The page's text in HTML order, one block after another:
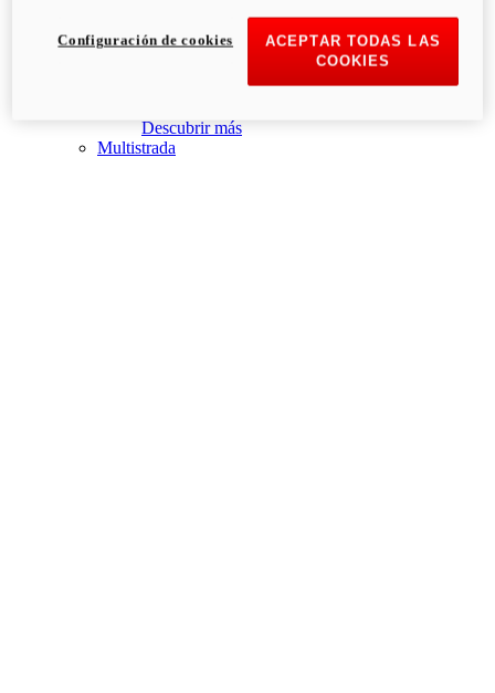
newMonster 100
Descubrir más
Multistrada
ACEPTAR TODAS LAS
COOKIES
Configuración de cookies